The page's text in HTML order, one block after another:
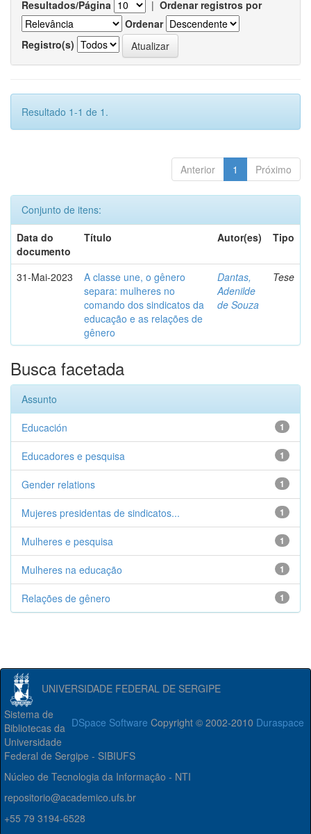
Resultados/Página | Ordenar registros por
Ordenar
Registro(s)
Resultado 1-1 de 1.
Anterior 1 Próximo
Conjunto de itens:
Data do
documento
Título Autor(es) Tipo
31-Mai-2023
A classe une, o gênero
separa: mulheres no
comando dos sindicatos da
educação e as relações de
gênero
Dantas,
Adenilde
de Souza
Tese
Busca facetada
Assunto
1
Educación
1
Educadores e pesquisa
1
Gender relations
1
Mujeres presidentas de sindicatos...
1
Mulheres e pesquisa
1
Mulheres na educação
1
Relações de gênero
UNIVERSIDADE FEDERAL DE SERGIPE
DSpace Software Copyright © 2002-2010 Duraspace
Sistema de
Bibliotecas da
Universidade
Federal de Sergipe - SIBIUFS
Núcleo de Tecnologia da Informação - NTI
repositorio@academico.ufs.br
+55 79 3194-6528